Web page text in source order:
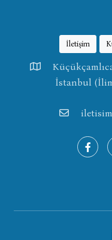
İletişim
İstanbul